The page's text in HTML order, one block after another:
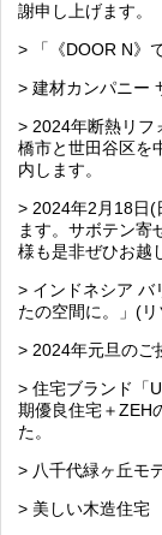
謝申し上げます。
> 「《DOOR N》
> 建材カンパニー
> 2024年断熱リ
橋市と世田谷区を
内します。
> 2024年2月18日(
ます。サボテン寄
様も是非ぜひお越
> インドネシア バ
たの空間に。」(
> 2024年元旦のご
> 住宅ブランド「
期優良住宅＋ZEH
た。
> 八千代緑ヶ丘モ
> 美しい木造住宅